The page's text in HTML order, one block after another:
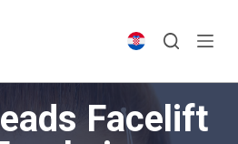
Facelift